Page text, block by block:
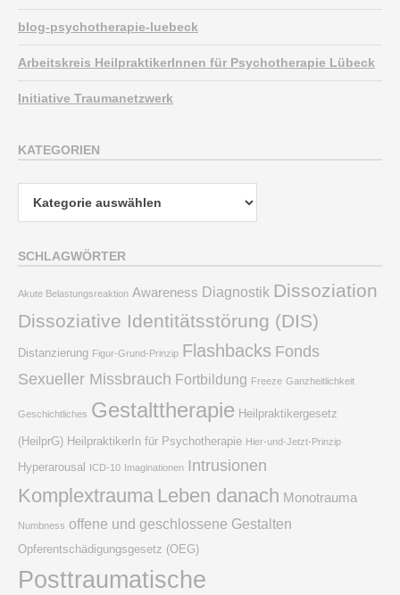
blog-psychotherapie-luebeck
Arbeitskreis HeilpraktikerInnen für Psychotherapie Lübeck
Initiative Traumanetzwerk
KATEGORIEN
SCHLAGWÖRTER
Akute Belastungsreaktion Awareness Diagnostik Dissoziation
Dissoziative Identitätsstörung (DIS)
Distanzierung Figur-Grund-Prinzip Flashbacks Fonds
Sexueller Missbrauch Fortbildung Freeze Ganzheitlichkeit
Geschichtliches Gestalttherapie Heilpraktikergesetz
(HeilprG) HeilpraktikerIn für Psychotherapie Hier-und-Jetzt-Prinzip
Hyperarousal ICD-10 Imaginationen Intrusionen
Komplextrauma Leben danach Monotrauma
Numbness offene und geschlossene Gestalten
Opferentschädigungsgesetz (OEG)
Posttraumatische